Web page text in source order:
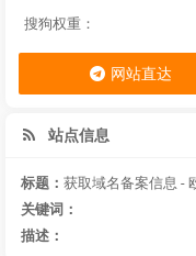
搜狗权重：
网站直达
站点信息
标题： 获取域名备案信息 -
关键词：
描述：